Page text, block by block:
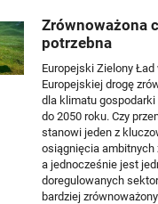
Zrównoważona
potrzebna
Europejski Zielony Ład
Europejskiej drogę
dla klimatu
do 2050 roku. Czy
stanowi jeden z
osiągnięcia ambitnych
a jednocześnie jest
doregulowanych
bardziej